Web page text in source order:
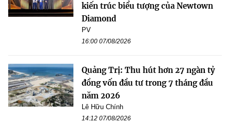
kiến trúc biểu tượng của Newtown
Diamond
PV
16:00 07/08/2026
Quảng Trị: Thu hút hơn 27 ngàn tỷ
đồng vốn đầu tư trong 7 tháng đầu
năm 2026
Lê Hữu Chính
14:12 07/08/2026